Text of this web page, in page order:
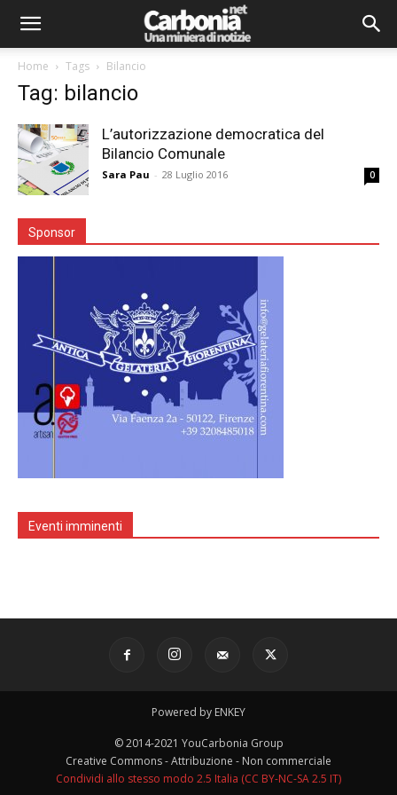
Home Tags Bilancio
Tag: bilancio
L’autorizzazione democratica del
Bilancio Comunale
Sara Pau - 28 Luglio 2016 0
Sponsor
Eventi imminenti
Powered by ENKEY
© 2014-2021 YouCarbonia Group
Creative Commons - Attribuzione - Non commerciale
Condividi allo stesso modo 2.5 Italia (CC BY-NC-SA 2.5 IT)